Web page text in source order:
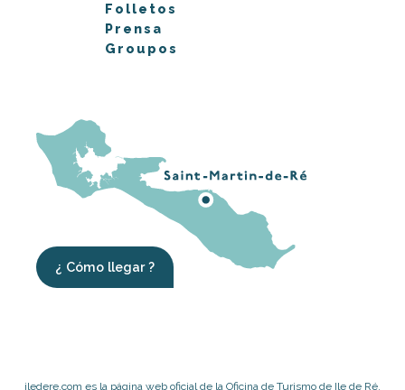
Folletos
Prensa
Groupos
¿ Cómo llegar ?
iledere.com es la página web oficial de la Oficina de Turismo de Ile de Ré,